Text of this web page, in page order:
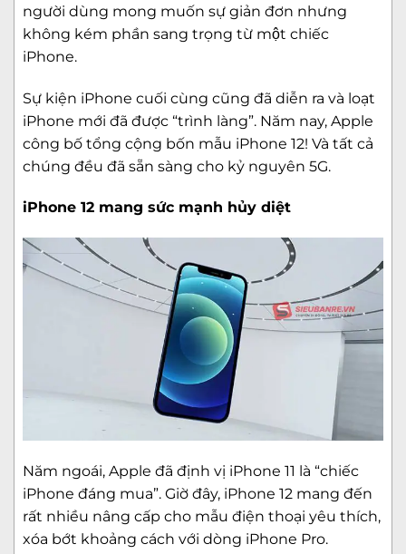
người dùng mong muốn sự giản đơn nhưng
không kém phần sang trọng từ một chiếc
iPhone.
Sự kiện iPhone cuối cùng cũng đã diễn ra và loạt
iPhone mới đã được “trình làng”. Năm nay, Apple
công bố tổng cộng bốn mẫu iPhone 12! Và tất cả
chúng đều đã sẵn sàng cho kỷ nguyên 5G.
iPhone 12 mang sức mạnh hủy diệt
Năm ngoái, Apple đã định vị iPhone 11 là “chiếc
iPhone đáng mua”. Giờ đây, iPhone 12 mang đến
rất nhiều nâng cấp cho mẫu điện thoại yêu thích,
xóa bớt khoảng cách với dòng iPhone Pro.